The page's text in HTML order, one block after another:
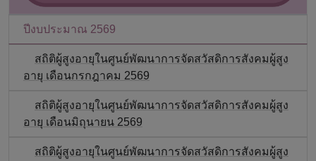
ปีงบประมาณ 2569
สถิติผู้สูงอายุในศูนย์พัฒนาการจัดสวัสดิการสังคมผู้สูง
อายุ เดือนกรกฎาคม 2569
สถิติผู้สูงอายุในศูนย์พัฒนาการจัดสวัสดิการสังคมผู้สูง
อายุ เดือนมิถุนายน 2569
สถิติผู้สูงอายุในศูนย์พัฒนาการจัดสวัสดิการสังคมผู้สูง